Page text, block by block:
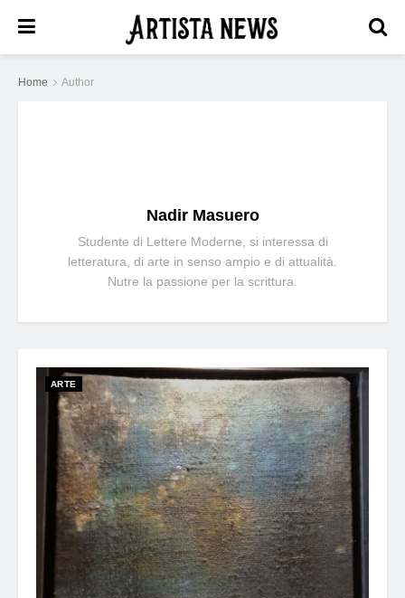
Home Author
Nadir Masuero
Studente di Lettere Moderne, si interessa di
letteratura, di arte in senso ampio e di attualità.
Nutre la passione per la scrittura.
ARTE